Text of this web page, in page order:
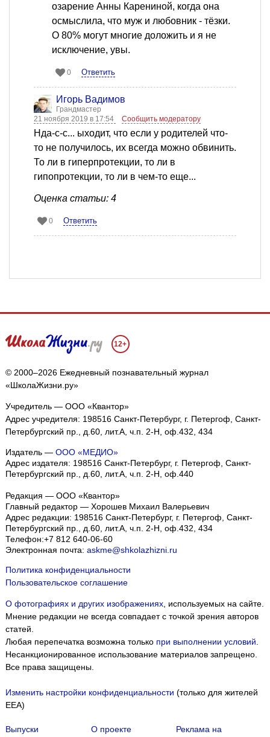
озарение Анны Карениной, когда она
осмыслила, что муж и любовник - тёзки.
О 80% могут многие доложить и я не
исключение, увы.
0 Ответить
Игорь Вадимов
Грандмастер
21 ноября 2019 в 17:54
Сообщить модератору
Нда-с-с... ыходит, что если у родителей что-
то не получилось, их всегда можно обвинить.
То ли в гиперпротекции, то ли в
гипопротекции, то ли в чем-то еще...
Оценка статьи: 4
0 Ответить
12+
© 2000–2026 Ежедневный познавательный журнал
«ШколаЖизни.ру»
Учредитель — ООО «Квантор»
Адрес учредителя: 198516 Санкт-Петербург, г. Петергоф, Санкт-
Петербургский пр., д.60, лит.А, ч.п. 2-Н, оф.432, 434
Издатель — ООО «МЕДИО»
Адрес издателя: 198516 Санкт-Петербург, г. Петергоф, Санкт-
Петербургский пр., д.60, лит.А, ч.п. 2-Н, оф.440
Редакция — ООО «Квантор»
Главный редактор — Хорошев Михаил Валерьевич
Адрес редакции: 198516 Санкт-Петербург, г. Петергоф, Санкт-
Петербургский пр., д.60, лит.А, ч.п. 2-Н, оф.432, 434
Телефон:+7 812 640-06-60
Электронная почта: askme@shkolazhizni.ru
Политика конфиденциальности
Пользовательское соглашение
О фотографиях и других изображениях, используемых на сайте.
Мнение редакции не всегда совпадает с точкой зрения авторов
статей.
Любая перепечатка возможна только при выполнении условий.
Несанкционированное использование материалов запрещено.
Все права защищены.
Изменить настройки конфиденциальности (только для жителей
EEA)
Выпуски О проекте Реклама на